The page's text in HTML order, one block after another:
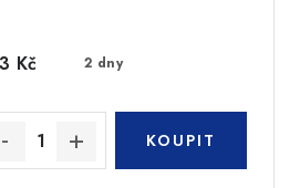
2 dny
Kč